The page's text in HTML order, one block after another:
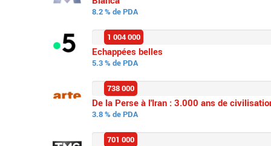
8.2 % de PDA
Echappées belles
5.3 % de PDA
1 004 000
De la Perse à l'Iran : 3.000 ans de
3.8 % de PDA
738 000
701 000